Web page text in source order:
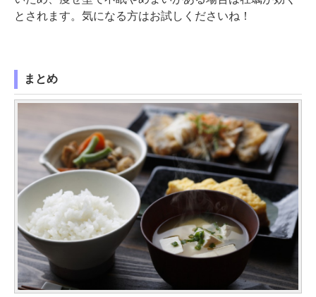
とされます。気になる方はお試しくださいね！
まとめ